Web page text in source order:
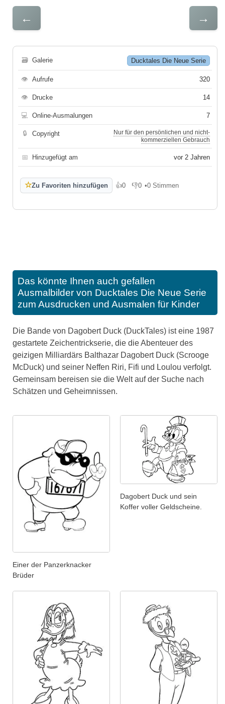
← →
🗃 Galerie Ducktales Die Neue Serie
👁 Aufrufe 320
👁 Drucke 14
💻 Online-Ausmalungen 7
🔒 Copyright
Nur für den persönlichen und nicht-
kommerziellen Gebrauch
📅 Hinzugefügt am vor 2 Jahren
☆Zu Favoriten hinzufügen 👍0
Gefällt mir
👎0
Gefällt mir nicht
•0 Stimmen
Das könnte Ihnen auch gefallen
Ausmalbilder von Ducktales Die Neue Serie
zum Ausdrucken und Ausmalen für Kinder
Die Bande von Dagobert Duck (DuckTales) ist eine 1987
gestartete Zeichentrickserie, die die Abenteuer des
geizigen Milliardärs Balthazar Dagobert Duck (Scrooge
McDuck) und seiner Neffen Riri, Fifi und Loulou verfolgt.
Gemeinsam bereisen sie die Welt auf der Suche nach
Schätzen und Geheimnissen.
Einer der Panzerknacker
Brüder
Dagobert Duck und sein
Koffer voller Geldscheine.